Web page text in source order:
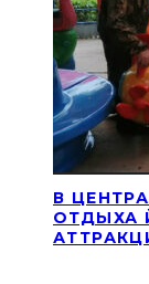
В
ОТДЫХА